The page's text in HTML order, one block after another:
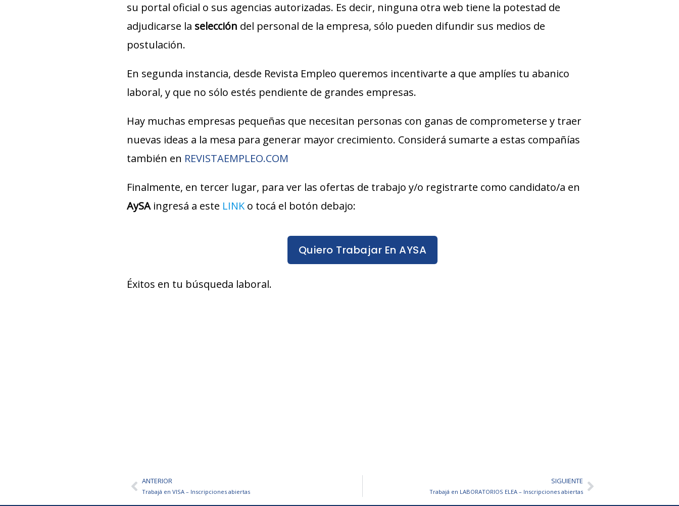
su portal oficial o sus agencias autorizadas. Es decir, ninguna otra web tiene la potestad de
adjudicarse la selección del personal de la empresa, sólo pueden difundir sus medios de
postulación.
En segunda instancia, desde Revista Empleo queremos incentivarte a que amplíes tu abanico
laboral, y que no sólo estés pendiente de grandes empresas.
Hay muchas empresas pequeñas que necesitan personas con ganas de comprometerse y traer
nuevas ideas a la mesa para generar mayor crecimiento. Considerá sumarte a estas compañías
también en REVISTAEMPLEO.COM
Finalmente, en tercer lugar, para ver las ofertas de trabajo y/o registrarte como candidato/a en
AySAingresá a este LINKo tocá el botón debajo:
Quiero Trabajar En AYSA
Éxitos en tu búsqueda laboral.
AntANTERIOR
Trabajá en VISA – Inscripciones abiertas
SIGUIENTE
Trabajá en LABORATORIOS ELEA – Inscripciones abiertasSiguiente